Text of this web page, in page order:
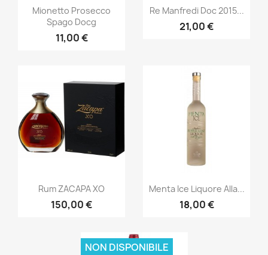
Anteprima
Mionetto Prosecco
Spago Docg
11,00 €
Anteprima
Re Manfredi Doc 2015...
21,00 €
Anteprima
Rum ZACAPA XO
150,00 €
Anteprima
Menta Ice Liquore Alla...
18,00 €
NON DISPONIBILE